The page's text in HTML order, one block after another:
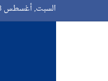
السبت, أغسطس 8 2026